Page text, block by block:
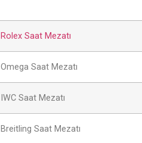
Rolex Saat Mezatı
Omega Saat Mezatı
IWC Saat Mezatı
Breitling Saat Mezatı